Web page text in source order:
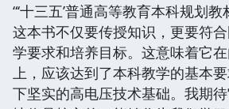
“‘十三五’普通高等教育本科规划
这本书不仅要传授知识，更要符
学要求和培养目标。这意味着它
上，应该达到了本科教学的基本
下坚实的高电压技术基础。我期